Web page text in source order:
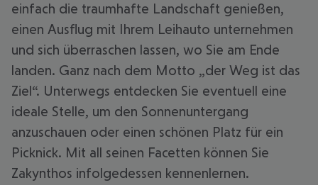
einfach die traumhafte Landschaft genießen,
einen Ausflug mit Ihrem Leihauto unternehmen
und sich überraschen lassen, wo Sie am Ende
landen. Ganz nach dem Motto „der Weg ist das
Ziel“. Unterwegs entdecken Sie eventuell eine
ideale Stelle, um den Sonnenuntergang
anzuschauen oder einen schönen Platz für ein
Picknick. Mit all seinen Facetten können Sie
Zakynthos infolgedessen kennenlernen.